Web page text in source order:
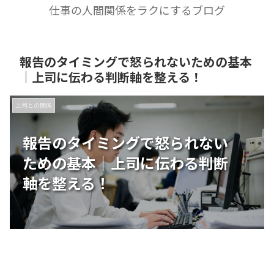
仕事の人間関係をラクにするブログ
報告のタイミングで怒られないための基本
｜上司に伝わる判断軸を整える！
報告のタイミングで怒られない
ための基本｜上司に伝わる判断
軸を整える！
上司との関係